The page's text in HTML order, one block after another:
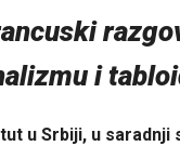
i
u Srbiji, u saradnji